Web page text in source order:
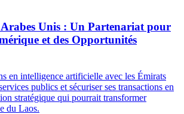
Unis : Un Partenariat pour
et des Opportunités
en intelligence artificielle avec les Émirats
publics et sécuriser ses transactions en
stratégique qui pourrait transformer
du Laos.